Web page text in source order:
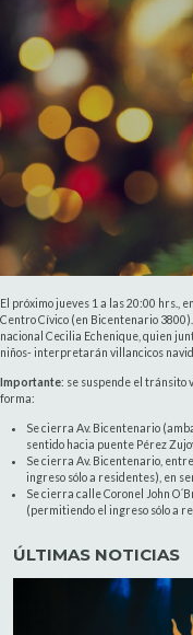
El próximo jueves 1 a las 20:00 hrs.,
Centro Cívico (en Bicentenario
nacional Cecilia Echenique, quien
niños- interpretarán villancicos
Importante: se suspende el tránsito
forma:
Se cierra Av. Bicentenario
sentido hacia puente Pérez
Se cierra Av. Bicentenario,
ingreso sólo a residentes), en
Se cierra calle Coronel John
(permitiendo el ingreso sólo a
ÚLTIMAS NOTICIAS